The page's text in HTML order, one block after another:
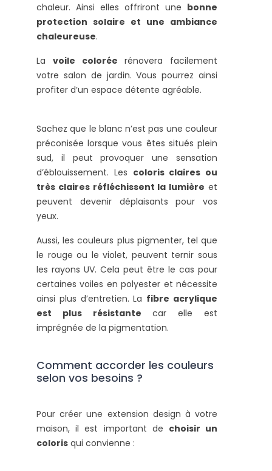
chaleur. Ainsi elles offriront une bonne
protection solaire et une ambiance
chaleureuse.
La voile colorée rénovera facilement
votre salon de jardin. Vous pourrez ainsi
profiter d’un espace détente agréable.
Sachez que le blanc n’est pas une couleur
préconisée lorsque vous êtes situés plein
sud, il peut provoquer une sensation
d’éblouissement. Les coloris claires ou
très claires réfléchissent la lumière et
peuvent devenir déplaisants pour vos
yeux.
Aussi, les couleurs plus pigmenter, tel que
le rouge ou le violet, peuvent ternir sous
les rayons UV. Cela peut être le cas pour
certaines voiles en polyester et nécessite
ainsi plus d’entretien. La fibre acrylique
est plus résistante car elle est
imprégnée de la pigmentation.
Comment accorder les couleurs
selon vos besoins ?
Pour créer une extension design à votre
maison, il est important de choisir un
coloris qui convienne :